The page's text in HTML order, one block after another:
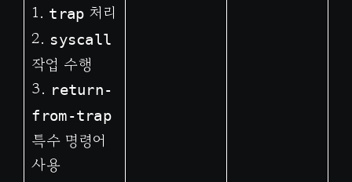
1. trap 처리
2. syscall
작업 수행
3. return-
from-trap
특수 명령어
사용